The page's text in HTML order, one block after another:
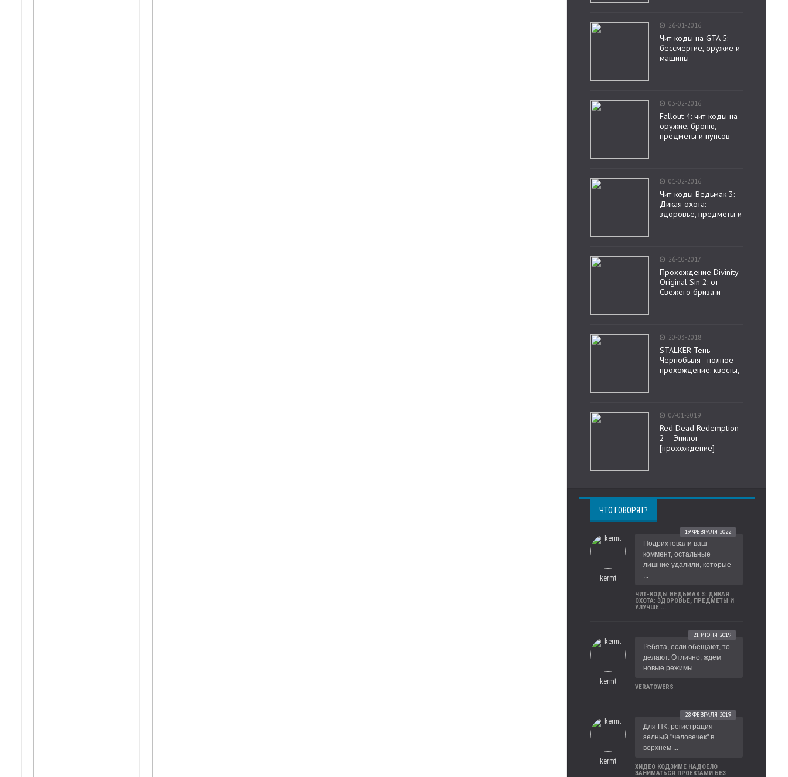
26-01-2016
Чит-коды на GTA 5:
бессмертие, оружие и
машины
03-02-2016
Fallout 4: чит-коды на
оружие, броню,
предметы и пупсов
01-02-2016
Чит-коды Ведьмак 3:
Дикая охота:
здоровье, предметы и
26-10-2017
Прохождение Divinity
Original Sin 2: от
Свежего бриза и
20-03-2018
STALKER Тень
Чернобыля - полное
прохождение: квесты,
07-01-2019
Red Dead Redemption
2 – Эпилог
[прохождение]
ЧТО ГОВОРЯТ?
kermt
19 ФЕВРАЛЯ 2022
Подрихтовали ваш
коммент, остальные
лишние удалили, которые
...
ЧИТ-КОДЫ ВЕДЬМАК 3: ДИКАЯ
ОХОТА: ЗДОРОВЬЕ, ПРЕДМЕТЫ И
УЛУЧШЕ ...
kermt
21 ИЮНЯ 2019
Ребята, если обещают, то
делают. Отлично, ждем
новые режимы ...
VERATOWERS
kermt
28 ФЕВРАЛЯ 2019
Для ПК: регистрация -
зелный "человечек" в
верхнем ...
ХИДЕО КОДЗИМЕ НАДОЕЛО
ЗАНИМАТЬСЯ ПРОЕКТАМИ БЕЗ